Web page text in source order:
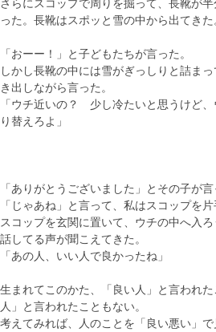
さらにスコップで周りを掘って、長靴が
った。長靴はスポッと雪の中から出てきた
「おーー！」と子どもたちが言った。
しかし長靴の中には雪がぎっしりと詰ま
き出しながら言った。
「ウチ近いの？ 少し冷たいと思うけど
り替えろよ」
「ありがとうございました」とその子が言
「じゃあね」と言って、私はスコップを片
スコップを玄関に置いて、ウチの中へ入
話してる声が聞こえてきた。
「あの人、いい人で良かったね」
生まれてこのかた、「良い人」と言われ
人」と言われたこともない。
考えてみれば、人のことを「良い悪い」